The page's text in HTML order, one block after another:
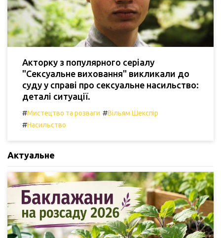
Акторку з популярного серіалу
"Сексуальне виховання" викликали до
суду у справі про сексуальне насильство:
деталі ситуації.
#Мистецтво та розваги #Вільям Шекспір
#Насильство
Актуальне